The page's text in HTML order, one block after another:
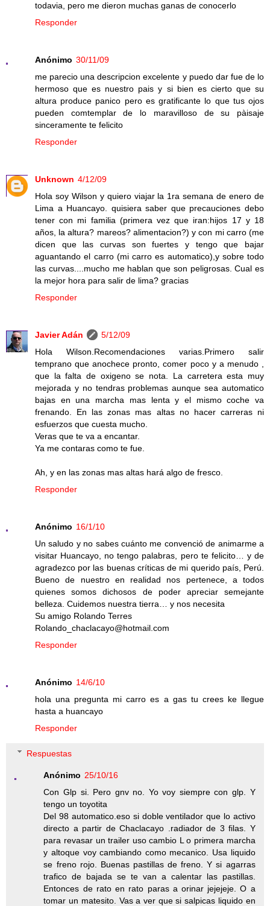
todavia, pero me dieron muchas ganas de conocerlo
Responder
Anónimo 30/11/09
me parecio una descripcion excelente y puedo dar fue de lo
hermoso que es nuestro pais y si bien es cierto que su
altura produce panico pero es gratificante lo que tus ojos
pueden comtemplar de lo maravilloso de su pàisaje
sinceramente te felicito
Responder
Unknown 4/12/09
Hola soy Wilson y quiero viajar la 1ra semana de enero de
Lima a Huancayo. quisiera saber que precauciones debo
tener con mi familia (primera vez que iran:hijos 17 y 18
años, la altura? mareos? alimentacion?) y con mi carro (me
dicen que las curvas son fuertes y tengo que bajar
aguantando el carro (mi carro es automatico),y sobre todo
las curvas....mucho me hablan que son peligrosas. Cual es
la mejor hora para salir de lima? gracias
Responder
Javier Adán
5/12/09
Hola Wilson.Recomendaciones varias.Primero salir
temprano que anochece pronto, comer poco y a menudo ,
que la falta de oxigeno se nota. La carretera esta muy
mejorada y no tendras problemas aunque sea automatico
bajas en una marcha mas lenta y el mismo coche va
frenando. En las zonas mas altas no hacer carreras ni
esfuerzos que cuesta mucho.
Veras que te va a encantar.
Ya me contaras como te fue.
Ah, y en las zonas mas altas hará algo de fresco.
Responder
Anónimo 16/1/10
Un saludo y no sabes cuánto me convenció de animarme a
visitar Huancayo, no tengo palabras, pero te felicito… y de
agradezco por las buenas críticas de mi querido país, Perú.
Bueno de nuestro en realidad nos pertenece, a todos
quienes somos dichosos de poder apreciar semejante
belleza. Cuidemos nuestra tierra… y nos necesita
Su amigo Rolando Terres
Rolando_chaclacayo@hotmail.com
Responder
Anónimo 14/6/10
hola una pregunta mi carro es a gas tu crees ke llegue
hasta a huancayo
Responder
Respuestas
Anónimo 25/10/16
Con Glp si. Pero gnv no. Yo voy siempre con glp. Y
tengo un toyotita
Del 98 automatico.eso si doble ventilador que lo activo
directo a partir de Chaclacayo .radiador de 3 filas. Y
para revasar un trailer uso cambio L o primera marcha
y altoque voy cambiando como mecanico. Usa liquido
se freno rojo. Buenas pastillas de freno. Y si agarras
trafico de bajada se te van a calentar las pastillas.
Entonces de rato en rato paras a orinar jejejeje. O a
tomar un matesito. Vas a ver que si salpicas liquido en